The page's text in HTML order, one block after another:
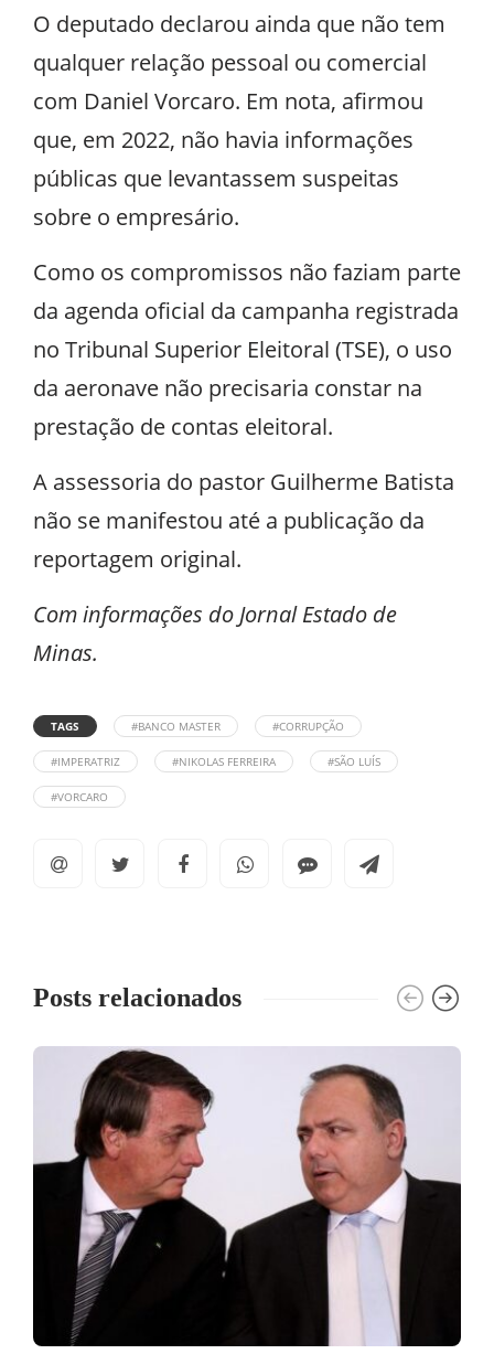
O deputado declarou ainda que não tem
qualquer relação pessoal ou comercial
com Daniel Vorcaro. Em nota, afirmou
que, em 2022, não havia informações
públicas que levantassem suspeitas
sobre o empresário.
Como os compromissos não faziam parte
da agenda oficial da campanha registrada
no Tribunal Superior Eleitoral (TSE), o uso
da aeronave não precisaria constar na
prestação de contas eleitoral.
A assessoria do pastor Guilherme Batista
não se manifestou até a publicação da
reportagem original.
Com informações do Jornal Estado de
Minas.
TAGS #BANCO MASTER #CORRUPÇÃO
#IMPERATRIZ #NIKOLAS FERREIRA #SÃO LUÍS
#VORCARO
Posts relacionados